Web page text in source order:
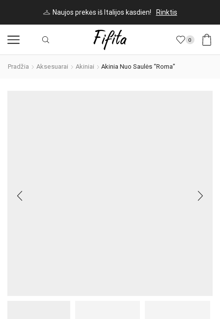
Naujos prekės iš Italijos kasdien! Rinktis
0
Pradžia Aksesuarai Akiniai Akinia Nuo Saulės “Roma”